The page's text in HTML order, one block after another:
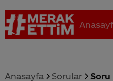
Anasayfa Sorular Soru